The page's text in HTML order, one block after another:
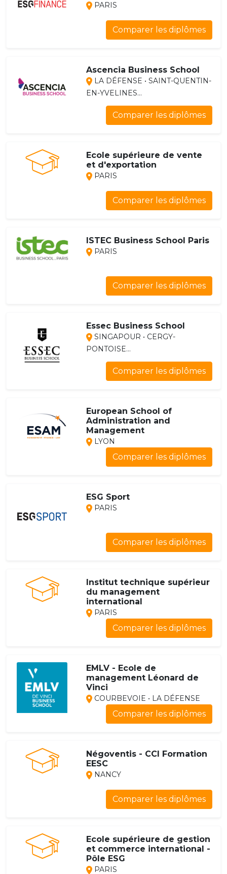
PARIS
Comparer les diplômes
Ascencia Business School
LA DÉFENSE • SAINT-QUENTIN-
EN-YVELINES...
Comparer les diplômes
Ecole supérieure de vente
et d'exportation
PARIS
Comparer les diplômes
ISTEC Business School Paris
PARIS
Comparer les diplômes
Essec Business School
SINGAPOUR • CERGY-
PONTOISE...
Comparer les diplômes
European School of
Administration and
Management
LYON
Comparer les diplômes
ESG Sport
PARIS
Comparer les diplômes
Institut technique supérieur
du management
international
PARIS
Comparer les diplômes
EMLV - Ecole de
management Léonard de
Vinci
COURBEVOIE • LA DÉFENSE
Comparer les diplômes
Négoventis - CCI Formation
EESC
NANCY
Comparer les diplômes
Ecole supérieure de gestion
et commerce international -
Pôle ESG
PARIS